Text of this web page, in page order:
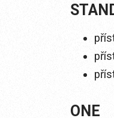
ONE